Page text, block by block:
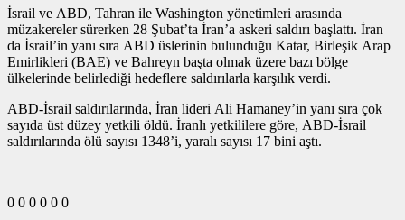
İsrail ve ABD, Tahran ile Washington yönetimleri arasında
müzakereler sürerken 28 Şubat’ta İran’a askeri saldırı başlattı. İran
da İsrail’in yanı sıra ABD üslerinin bulunduğu Katar, Birleşik Arap
Emirlikleri (BAE) ve Bahreyn başta olmak üzere bazı bölge
ülkelerinde belirlediği hedeflere saldırılarla karşılık verdi.
ABD-İsrail saldırılarında, İran lideri Ali Hamaney’in yanı sıra çok
sayıda üst düzey yetkili öldü. İranlı yetkililere göre, ABD-İsrail
saldırılarında ölü sayısı 1348’i, yaralı sayısı 17 bini aştı.
0 0 0 0 0 0